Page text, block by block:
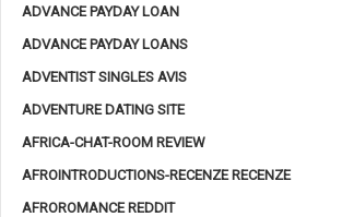
ADVANCE PAYDAY LOAN
ADVANCE PAYDAY LOANS
ADVENTIST SINGLES AVIS
ADVENTURE DATING SITE
AFRICA-CHAT-ROOM REVIEW
AFROINTRODUCTIONS-RECENZE RECENZE
AFROROMANCE REDDIT